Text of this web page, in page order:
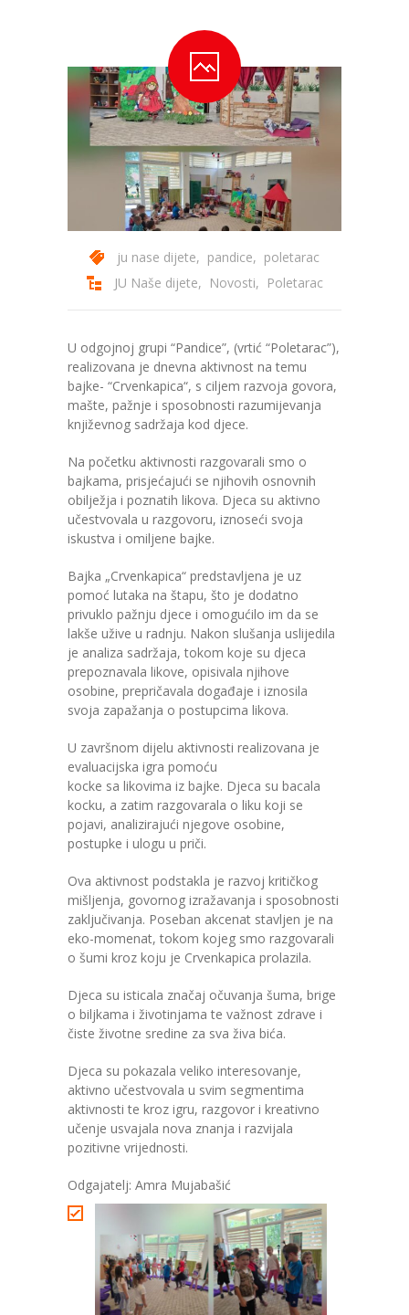
---- Jelenko
---- Kolibri
---- Lastavica
---- Pčelica
---- Poletarac
---- Snjeguljica
---- Zeko
---- Zvjezdica
-- Stručni tim
-- Galerija
-- COVID-19 Procedure
-- Javne nabavke
---- Plan javnih nabavki
---- Osnovni elementi ugovora
---- Odluke o izboru i poništenju
---- Nabavka usluga iz anexa II dio B
-- Konkursi
-- Edukacije za roditelje
-- Edukacije zaposlenika
-- Jelovnik za djecu
-- Obavještenja za roditelje
Projekti
Kontakt
ju nase dijete, pandice, poletarac
JU Naše dijete, Novosti, Poletarac
U odgojnoj grupi “Pandice”, (vrtić “Poletarac”),
realizovana je dnevna aktivnost na temu
bajke- “Crvenkapica“, s ciljem razvoja govora,
mašte, pažnje i sposobnosti razumijevanja
književnog sadržaja kod djece.
Na početku aktivnosti razgovarali smo o
bajkama, prisjećajući se njihovih osnovnih
obilježja i poznatih likova. Djeca su aktivno
učestvovala u razgovoru, iznoseći svoja
iskustva i omiljene bajke.
Bajka „Crvenkapica“ predstavljena je uz
pomoć lutaka na štapu, što je dodatno
privuklo pažnju djece i omogućilo im da se
lakše užive u radnju. Nakon slušanja uslijedila
je analiza sadržaja, tokom koje su djeca
prepoznavala likove, opisivala njihove
osobine, prepričavala događaje i iznosila
svoja zapažanja o postupcima likova.
U završnom dijelu aktivnosti realizovana je
evaluacijska igra pomoću
kocke sa likovima iz bajke. Djeca su bacala
kocku, a zatim razgovarala o liku koji se
pojavi, analizirajući njegove osobine,
postupke i ulogu u priči.
Ova aktivnost podstakla je razvoj kritičkog
mišljenja, govornog izražavanja i sposobnosti
zaključivanja. Poseban akcenat stavljen je na
eko-momenat, tokom kojeg smo razgovarali
o šumi kroz koju je Crvenkapica prolazila.
Djeca su isticala značaj očuvanja šuma, brige
o biljkama i životinjama te važnost zdrave i
čiste životne sredine za sva živa bića.
Djeca su pokazala veliko interesovanje,
aktivno učestvovala u svim segmentima
aktivnosti te kroz igru, razgovor i kreativno
učenje usvajala nova znanja i razvijala
pozitivne vrijednosti.
Odgajatelj: Amra Mujabašić